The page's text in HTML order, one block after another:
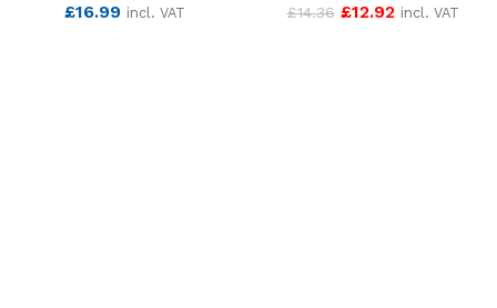
£16.99 incl. VAT £14.36 £12.92 incl. VAT